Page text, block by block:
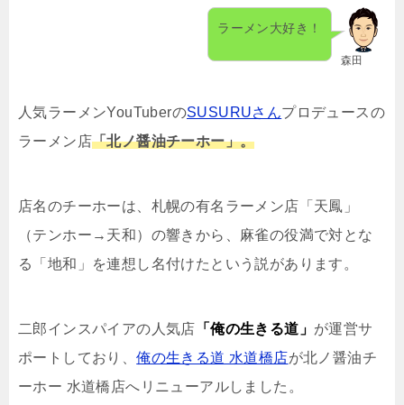
森田
ラーメン大好き！
人気ラーメンYouTuberのSUSURUさんプロデュースの
ラーメン店「北ノ醤油チーホー」。
店名のチーホーは、札幌の有名ラーメン店「天鳳」
（テンホー→天和）の響きから、麻雀の役満で対とな
る「地和」を連想し名付けたという説があります。
二郎インスパイアの人気店 「俺の生きる道」 が運営サ
ポートしており、俺の生きる道 水道橋店が北ノ醤油チ
ーホー 水道橋店へリニューアルしました。